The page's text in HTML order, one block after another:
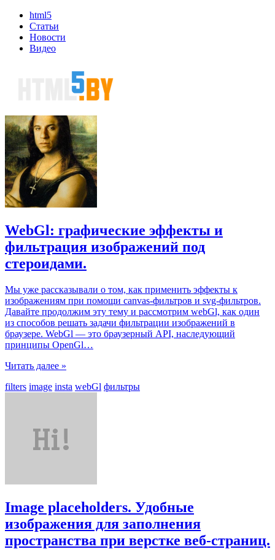
html5
Статьи
Новости
Видео
WebGl: графические эффекты и
фильтрация изображений под
стероидами.
Мы уже рассказывали о том, как применить эффекты к
изображениям при помощи canvas-фильтров и svg-фильтров.
Давайте продолжим эту тему и рассмотрим webGl, как один
из способов решать задачи фильтрации изображений в
браузере. WebGl — это браузерный API, наследующий
принципы OpenGl…
Читать далее »
filters image insta webGl фильтры
Image placeholders. Удобные
изображения для заполнения
пространства при верстке веб-страниц.